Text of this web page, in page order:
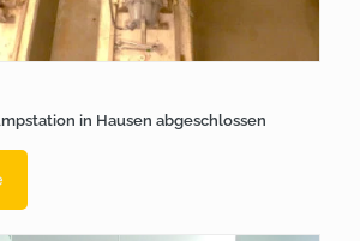
in Hausen abgeschlossen